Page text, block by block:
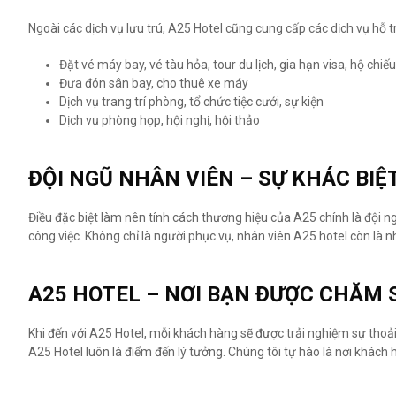
Ngoài các dịch vụ lưu trú, A25 Hotel cũng cung cấp các dịch vụ hỗ
Đặt vé máy bay, vé tàu hỏa, tour du lịch, gia hạn visa, hộ
Đưa đón sân bay, cho thuê xe máy
Dịch vụ trang trí phòng, tổ chức tiệc cưới, sự kiện
Dịch vụ phòng họp, hội nghị, hội thảo
ĐỘI NGŨ NHÂN VIÊN – SỰ KHÁC
Điều đặc biệt làm nên tính cách thương hiệu của A25 chính là đội
công việc. Không chỉ là người phục vụ, nhân viên A25 hotel còn là
A25 HOTEL – NƠI BẠN ĐƯỢC CHĂM
Khi đến với A25 Hotel, mỗi khách hàng sẽ được trải nghiệm sự
A25 Hotel luôn là điểm đến lý tưởng. Chúng tôi tự hào là nơi